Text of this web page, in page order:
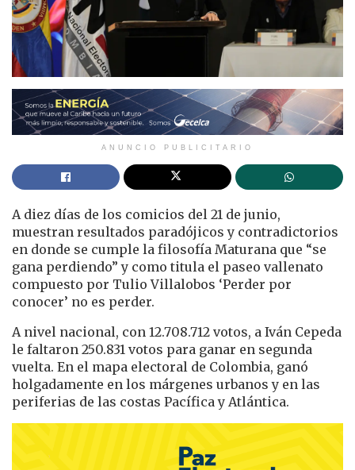
ANUNCIO PUBLICITARIO
A diez días de los comicios del 21 de junio,
muestran resultados paradójicos y contradictorios
en donde se cumple la filosofía Maturana que “se
gana perdiendo” y como titula el paseo vallenato
compuesto por Tulio Villalobos ‘Perder por
conocer’ no es perder.
A nivel nacional, con 12.708.712 votos, a Iván Cepeda
le faltaron 250.831 votos para ganar en segunda
vuelta. En el mapa electoral de Colombia, ganó
holgadamente en los márgenes urbanos y en las
periferias de las costas Pacífica y Atlántica.